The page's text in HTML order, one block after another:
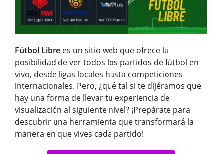
Fútbol Libre es un sitio web que ofrece la
posibilidad de ver todos los partidos de fútbol en
vivo, desde ligas locales hasta competiciones
internacionales. Pero, ¿qué tal si te dijéramos que
hay una forma de llevar tu experiencia de
visualización al siguiente nivel? ¡Prepárate para
descubrir una herramienta que transformará la
manera en que vives cada partido!